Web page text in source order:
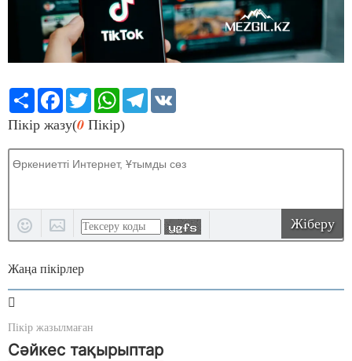
Share Facebook
TwitterWhatsApp
Telegram
Пікір жазу(0 Пікір)
Жіберу
Жаңа пікірлер
Пікір жазылмаған
Сәйкес тақырыптар